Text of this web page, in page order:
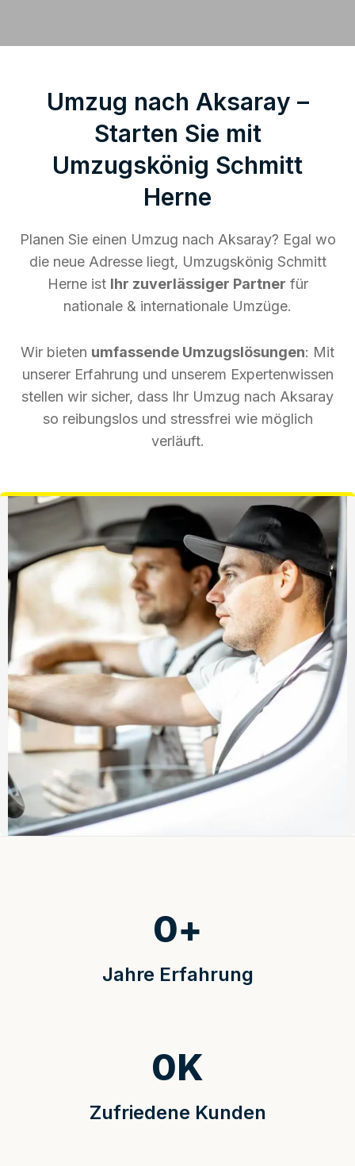
Umzug nach Aksaray –
Starten Sie mit
Umzugskönig Schmitt
Herne
Planen Sie einen Umzug nach Aksaray? Egal wo
die neue Adresse liegt, Umzugskönig Schmitt
Herne ist Ihr zuverlässiger Partner für
nationale & internationale Umzüge.
Wir bieten umfassende Umzugslösungen: Mit
unserer Erfahrung und unserem Expertenwissen
stellen wir sicher, dass Ihr Umzug nach Aksaray
so reibungslos und stressfrei wie möglich
verläuft.
Jahre Erfahrung
0+
Zufriedene Kunden
0K